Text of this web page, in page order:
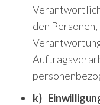
den
k)